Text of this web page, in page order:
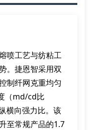
喷工艺与纺粘工
。捷恩智采用双
制纤网克重均匀
（md/cd比
横向强力比。该
至常规产品的1.7